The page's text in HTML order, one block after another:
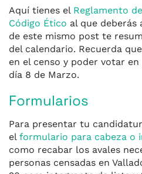
Aquí tienes el Reglamento
Código Ético al que deberás
de este mismo post te
del calendario. Recuerda
en el censo y poder votar
día 8 de Marzo.
Formularios
Para presentar tu
el formulario para cabeza o
como recabar los avales
personas censadas en